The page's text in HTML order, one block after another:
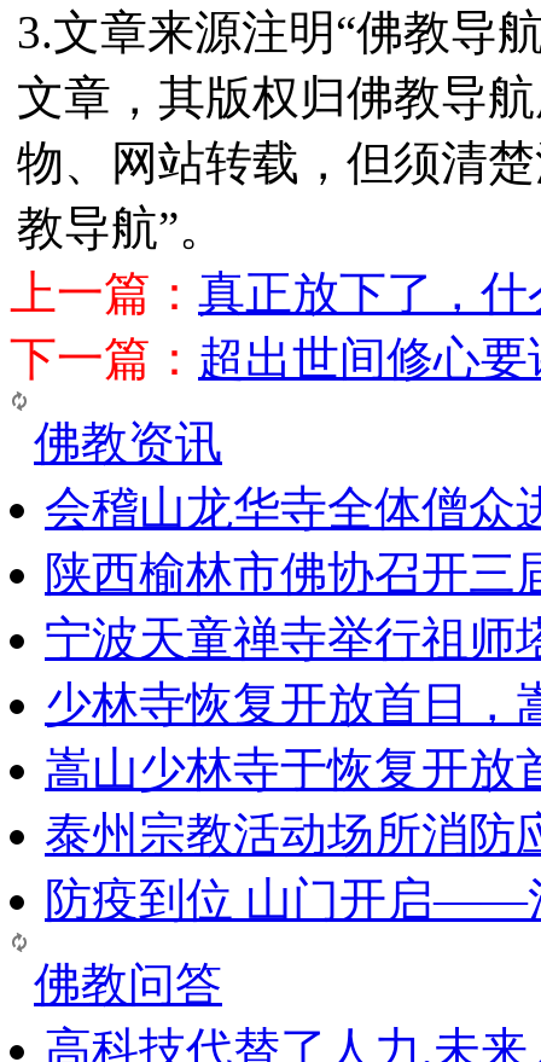
3.文章来源注明“佛教导
文章，其版权归佛教导
物、网站转载，但须清
教导航”。
上一篇： 真正放下了，
下一篇： 超出世间修心要
佛教资讯
会稽山龙华寺全体僧众
陕西榆林市佛协召开三
宁波天童禅寺举行祖师
少林寺恢复开放首日，
嵩山少林寺于恢复开放
泰州宗教活动场所消防
防疫到位 山门开启——
佛教问答
高科技代替了人力,未